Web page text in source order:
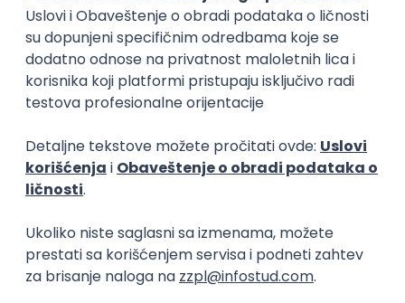
Sačuvaj dešavanje
Slična dešavanja